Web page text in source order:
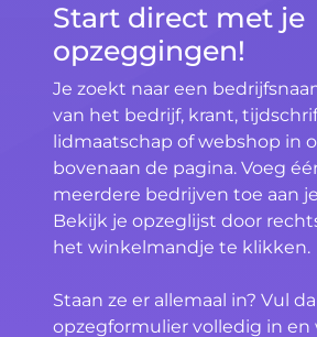
Start direct met je
opzeggingen!
Je zoekt naar een
van het bedrijf, krant,
lidmaatschap of webshop in
bovenaan de pagina. Voeg
meerdere bedrijven toe aan
Bekijk je opzeglijst door
het winkelmandje te klikken.
Staan ze er allemaal in? Vul
opzegformulier volledig in en